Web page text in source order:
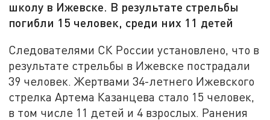
школу в Ижевске. В результате стрельбы
погибли 15 человек, среди них 11 детей
Следователями СК России установлено, что в
результате стрельбы в Ижевске пострадали
39 человек. Жертвами 34-летнего Ижевского
стрелка Артема Казанцева стало 15 человек,
в том числе 11 детей и 4 взрослых. Ранения